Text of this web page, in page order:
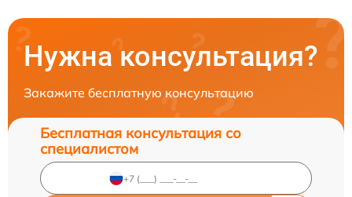
Нужна консультация?
Закажите бесплатную консультацию
Бесплатная консультация со
специалистом